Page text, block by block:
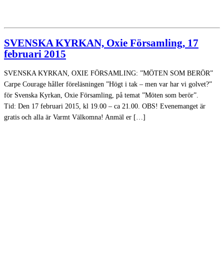
SVENSKA KYRKAN, Oxie Församling, 17
februari 2015
SVENSKA KYRKAN, OXIE FÖRSAMLING: ”MÖTEN SOM BERÖR”
Carpe Courage håller föreläsningen ”Högt i tak – men var har vi golvet?”
för Svenska Kyrkan, Oxie Församling, på temat ”Möten som berör”.
Tid: Den 17 februari 2015, kl 19.00 – ca 21.00. OBS! Evenemanget är
gratis och alla är Varmt Välkomna! Anmäl er […]